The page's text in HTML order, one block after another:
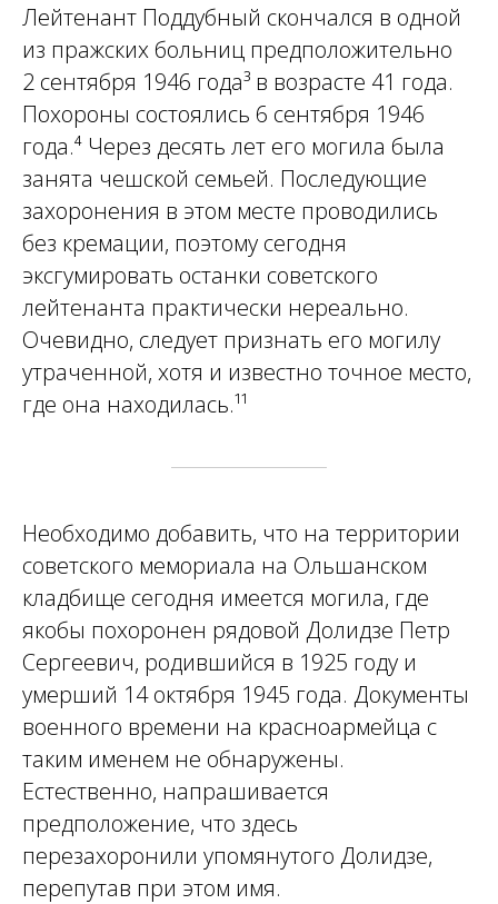
Лейтенант Поддубный скончался в одной
из пражских больниц предположительно
2 сентября 1946 года³ в возрасте 41 года.
Похороны состоялись 6 сентября 1946
года.⁴ Через десять лет его могила была
занята чешской семьей. Последующие
захоронения в этом месте проводились
без кремации, поэтому сегодня
эксгумировать останки советского
лейтенанта практически нереально.
Очевидно, следует признать его могилу
утраченной, хотя и известно точное место,
где она находилась.¹¹
Необходимо добавить, что на территории
советского мемориала на Ольшанском
кладбище сегодня имеется могила, где
якобы похоронен рядовой Долидзе Петр
Сергеевич, родившийся в 1925 году и
умерший 14 октября 1945 года. Документы
военного времени на красноармейца с
таким именем не обнаружены.
Естественно, напрашивается
предположение, что здесь
перезахоронили упомянутого Долидзе,
перепутав при этом имя.